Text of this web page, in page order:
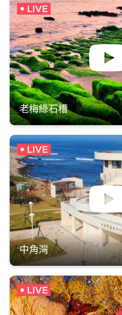
老梅綠石槽
中角灣